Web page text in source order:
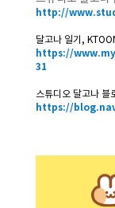
http://
달고나 일기,
https://
31
스튜디오 달고나 블
https://